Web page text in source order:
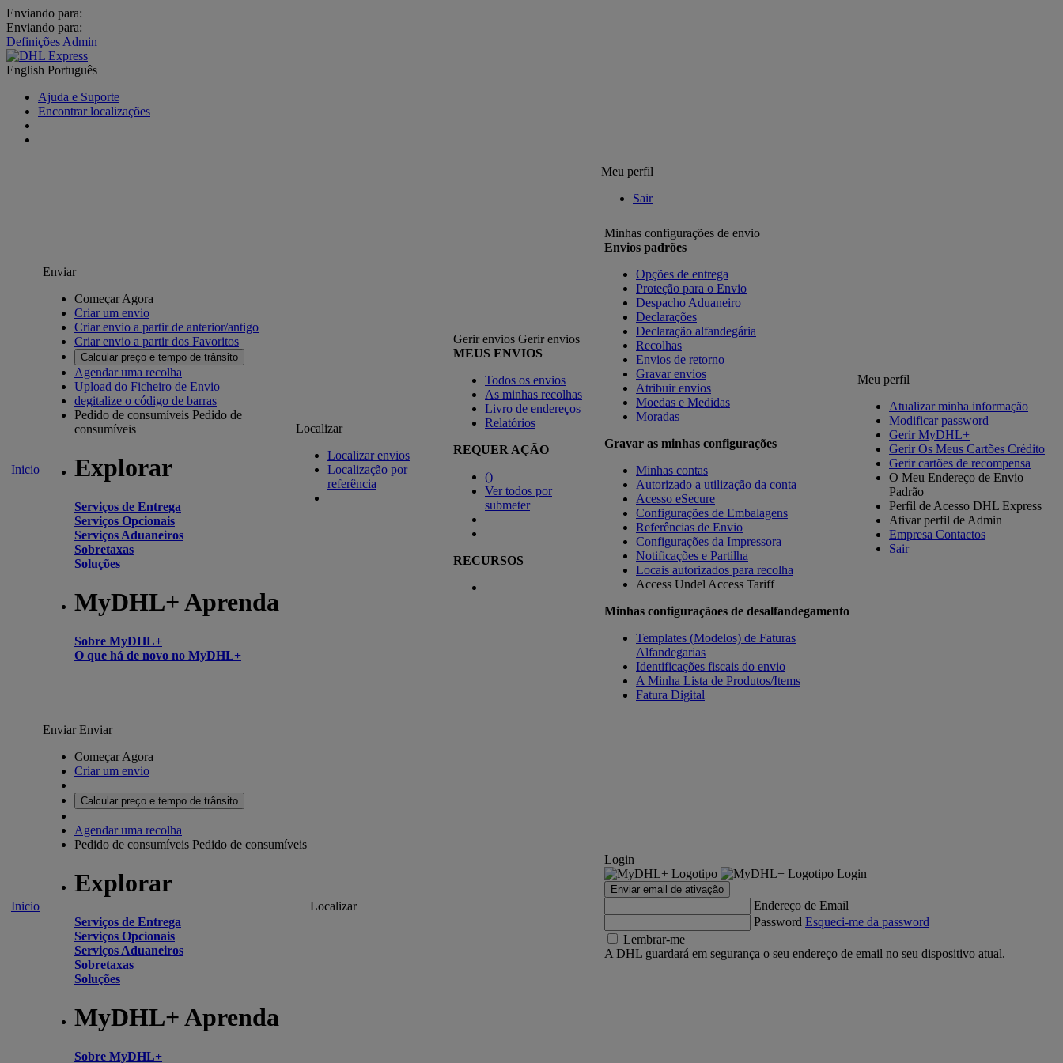
Enviando para:
Enviando para:
Definições Admin
English Português
Ajuda e Suporte
Encontrar localizações
Meu perfil
Sair
Inicio
Enviar
Começar Agora
Criar um envio
Criar envio a partir de anterior/antigo
Criar envio a partir dos Favoritos
Calcular preço e tempo de trânsito
Agendar uma recolha
Upload do Ficheiro de Envio
degitalize o código de barras
Pedido de consumíveis Pedido de
consumíveis
Explorar
Serviços de Entrega
Serviços Opcionais
Serviços Aduaneiros
Sobretaxas
Soluções
MyDHL+ Aprenda
Sobre MyDHL+
O que há de novo no MyDHL+
Localizar
Localizar envios
Localização por
referência
Gerir envios Gerir envios
MEUS ENVIOS
Todos os envios
As minhas recolhas
Livro de endereços
Relatórios
REQUER AÇÃO
()
Ver todos por
submeter
RECURSOS
Minhas configurações de envio
Envios padrões
Opções de entrega
Proteção para o Envio
Despacho Aduaneiro
Declarações
Declaração alfandegária
Recolhas
Envios de retorno
Gravar envios
Atribuir envios
Moedas e Medidas
Moradas
Gravar as minhas configurações
Minhas contas
Autorizado a utilização da conta
Acesso eSecure
Configurações de Embalagens
Referências de Envio
Configurações da Impressora
Notificações e Partilha
Locais autorizados para recolha
Access Undel Access Tariff
Minhas configuraçãoes de desalfandegamento
Templates (Modelos) de Faturas
Alfandegarias
Identificações fiscais do envio
A Minha Lista de Produtos/Items
Fatura Digital
Meu perfil
Atualizar minha informação
Modificar password
Gerir MyDHL+
Gerir Os Meus Cartões Crédito
Gerir cartões de recompensa
O Meu Endereço de Envio
Padrão
Perfil de Acesso DHL Express
Ativar perfil de Admin
Empresa Contactos
Sair
Inicio
EnviarEnviar
Começar Agora
Criar um envio
Calcular preço e tempo de trânsito
Agendar uma recolha
Pedido de consumíveis Pedido de consumíveis
Explorar
Serviços de Entrega
Serviços Opcionais
Serviços Aduaneiros
Sobretaxas
Soluções
MyDHL+ Aprenda
Sobre MyDHL+
Localizar
Login
Login
Enviar email de ativação
Endereço de Email
Password Esqueci-me da password
Lembrar-me
A DHL guardará em segurança o seu endereço de email no seu dispositivo atual.